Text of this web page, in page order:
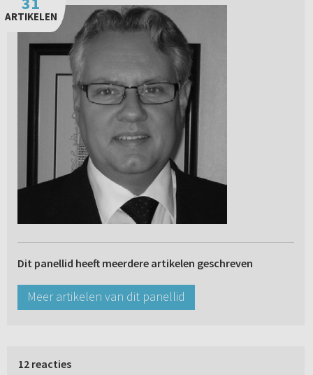
ARTIKELEN
Dit panellid heeft meerdere artikelen geschreven
Meer artikelen van dit panellid
12 reacties